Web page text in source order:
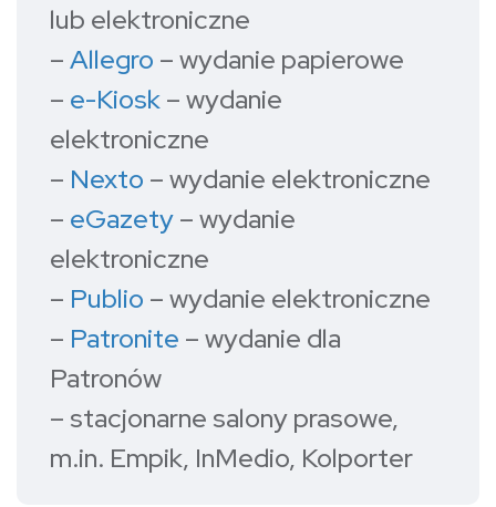
lub elektroniczne
–Allegro – wydanie papierowe
– e-Kiosk– wydanie
elektroniczne
– Nexto – wydanie elektroniczne
– eGazety– wydanie
elektroniczne
– Publio – wydanie elektroniczne
– Patronite – wydanie dla
Patronów
– stacjonarne salony prasowe,
m.in. Empik, InMedio, Kolporter